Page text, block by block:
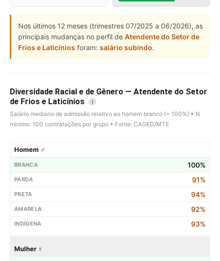
Nos últimos 12 meses (trimestres 07/2025 a 06/2026), as
principais mudanças no perfil de Atendente do Setor de
Frios e Laticínios foram: salário subindo.
Diversidade Racial e de Gênero — Atendente do Setor
de Frios e Laticínios
i
Salário mediano de admissão relativo ao homem branco (= 100%) • N
mínimo: 100 contratações por grupo • Fonte: CAGED/MTE
Homem ♂
100%
91%
94%
92%
93%
Mulher ♀